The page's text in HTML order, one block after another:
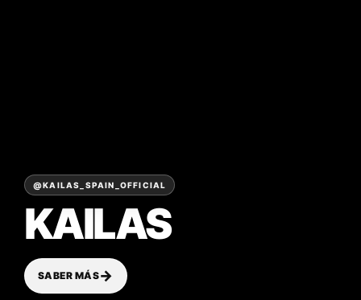
@KAILAS_SPAIN_OFFICIAL
KAILAS
SABER MÁS→